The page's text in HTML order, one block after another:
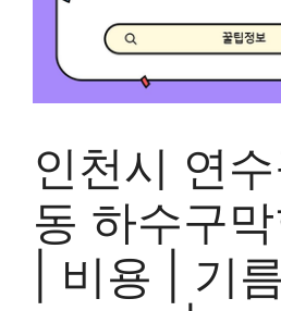
인천시 연
동 하수구
| 비용 | 기